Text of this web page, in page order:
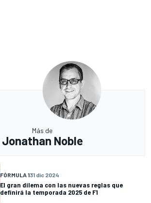
Más de
Jonathan Noble
FÓRMULA 131 dic 2024
El gran dilema con las nuevas reglas que
definirá la temporada 2025 de F1